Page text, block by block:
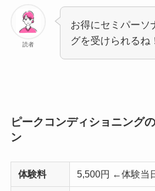
読者
お得にセミパーソ
グを受けられるね
ピークコンディショニング
ン
体験料 5,500円 ←体験当